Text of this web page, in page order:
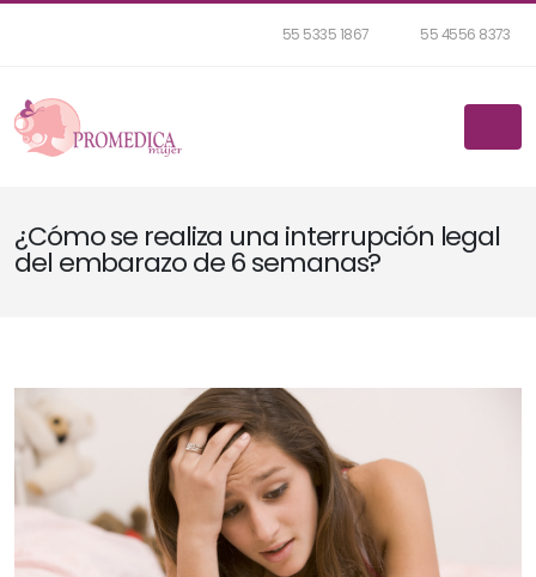
55 5335 1867 55 4556 8373
¿Cómo se realiza una interrupción legal
del embarazo de 6 semanas?